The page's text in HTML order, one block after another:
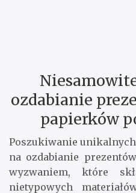
ozdabianie
papierków
Poszukiwanie
na ozdabianie
wyzwaniem, które
nietypowych